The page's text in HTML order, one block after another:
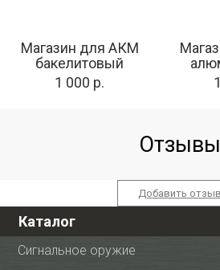
Магазин для АКМ
бакелитовый
1 000 р.
Отзывы
Добавить отзыв
Каталог
Сигнальное оружие